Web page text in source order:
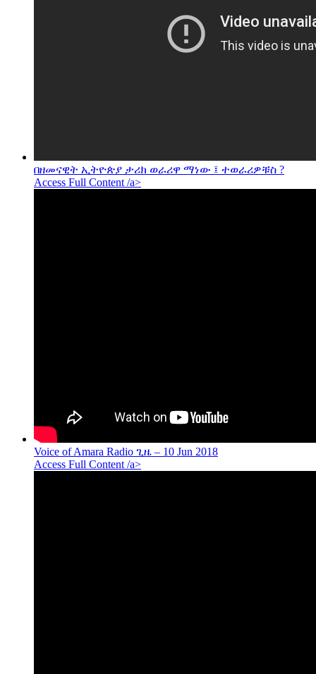
በዘመናዊት ኢትዮጵያ ታሪክ ወራሪዋ ማነው ፤ ተወራሪዎቹስ ?
Access Full Content /a>
Voice of Amara Radio ጊዜ – 10 Jun 2018
Access Full Content /a>